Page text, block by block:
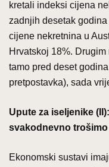
kretali indeksi cijena
zadnjih desetak godina
cijene nekretnina u
Hrvatskoj 18%.
tamo pred deset
pretpostavka), sada
Upute za iseljenike
svakodnevno trošimo
Ekonomski sustavi